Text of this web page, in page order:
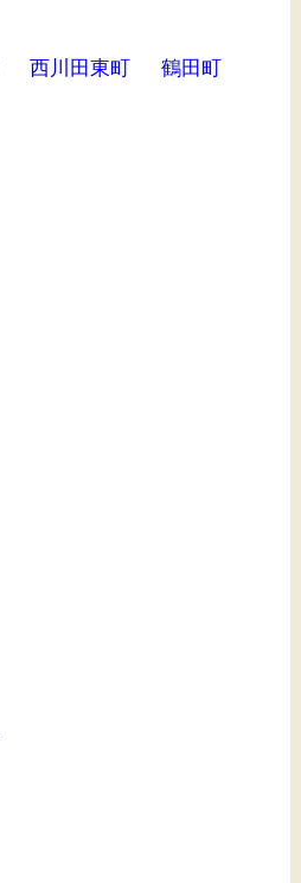
西川田東町 鶴田町